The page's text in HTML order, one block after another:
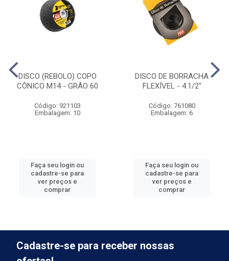
DISCO (REBOLO) COPO
CÔNICO M14 - GRÃO 60
Código: 921103
Embalagem: 10
Faça seu login ou
cadastre-se para
ver preços e
comprar
DISCO DE BORRACHA
FLEXÍVEL - 4.1/2''
Código: 761080
Embalagem: 6
Faça seu login ou
cadastre-se para
ver preços e
comprar
Cadastre-se para receber nossas